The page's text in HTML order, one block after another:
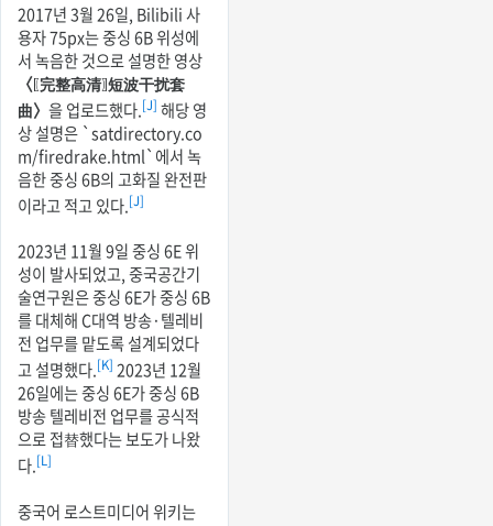
2017년 3월 26일, Bilibili 사
용자 75px는 중싱 6B 위성에
서 녹음한 것으로 설명한 영상
〈〖完整高清〗短波干扰套
曲〉 을 업로드했다.[J] 해당 영
상 설명은 `satdirectory.co
m/firedrake.html`에서 녹
음한 중싱 6B의 고화질 완전판
이라고 적고 있다.[J]
2023년 11월 9일 중싱 6E 위
성이 발사되었고, 중국공간기
술연구원은 중싱 6E가 중싱 6B
를 대체해 C대역 방송·텔레비
전 업무를 맡도록 설계되었다
고 설명했다.[K] 2023년 12월
26일에는 중싱 6E가 중싱 6B
방송 텔레비전 업무를 공식적
으로 접替했다는 보도가 나왔
다.[L]
중국어 로스트미디어 위키는